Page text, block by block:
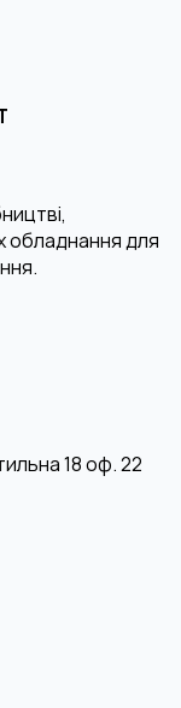
обладнання для
18 оф. 22